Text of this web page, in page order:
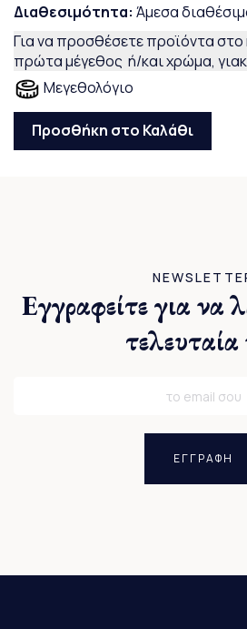
Διαθεσιμότητα: Άμεσα
Για να προσθέσετε προϊόντα στο
πρώτα μέγεθος ή/και χρώμα,
Μεγεθολόγιο
Προσθήκη στο Καλάθι
Εγγραφείτε για να
τελευταία
ΕΓΓΡΑΦΗ